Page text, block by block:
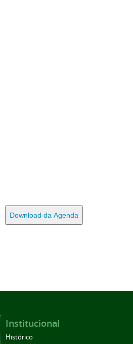
Download da Agenda
Institucional
Histórico